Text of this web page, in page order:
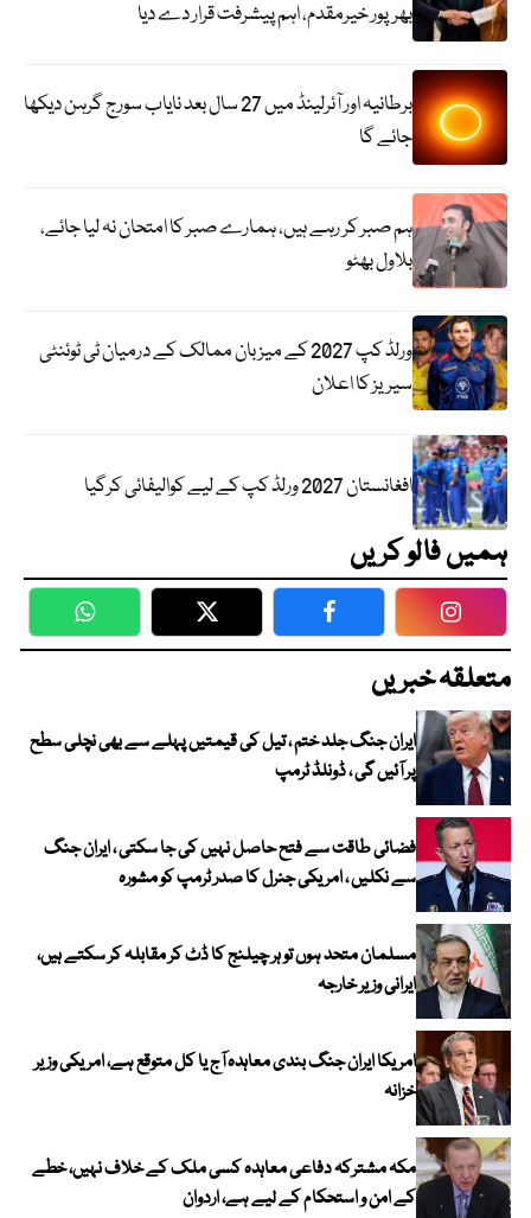
بھرپور خیرمقدم، اہم پیشرفت قرار دے دیا
برطانیہ اور آئرلینڈ میں 27 سال بعد نایاب سورج گرہن دیکھا
جائے گا
ہم صبر کر رہے ہیں، ہمارے صبر کا امتحان نہ لیا جائے،
بلاول بھٹو
ورلڈ کپ 2027 کے میزبان ممالک کے درمیان ٹی ٹوئنٹی
سیریز کا اعلان
افغانستان 2027 ورلڈ کپ کے لیے کوالیفائی کرگیا
ہمیں فالو کریں
WhatsApp Twitter Facebook
متعلقہ خبریں
ایران جنگ جلد ختم ، تیل کی قیمتیں پہلے سے بھی نچلی سطح
پر آئیں گی ، ڈونلڈ ٹرمپ
فضائی طاقت سے فتح حاصل نہیں کی جا سکتی ، ایران جنگ
سے نکلیں ، امریکی جنرل کا صدر ٹرمپ کو مشورہ
مسلمان متحد ہوں تو ہر چیلنج کا ڈٹ کر مقابلہ کر سکتے ہیں،
ایرانی وزیر خارجہ
امریکا ایران جنگ بندی معاہدہ آج یا کل متوقع ہے، امریکی وزیر
خزانہ
مکہ مشترکہ دفاعی معاہدہ کسی ملک کے خلاف نہیں، خطے
کے امن و استحکام کے لیے ہے، اردوان